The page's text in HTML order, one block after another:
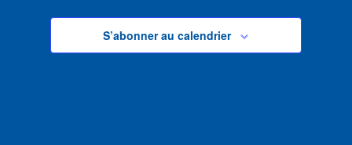
S’abonner au calendrier